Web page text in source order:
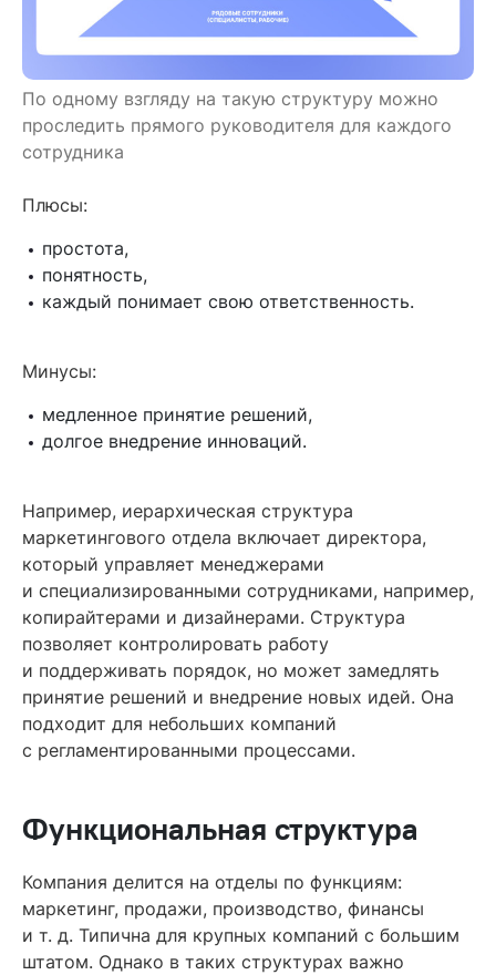
По одному взгляду на такую структуру можно
проследить прямого руководителя для каждого
сотрудника
Плюсы:
простота,
понятность,
каждый понимает свою ответственность.
Минусы:
медленное принятие решений,
долгое внедрение инноваций.
Например, иерархическая структура
маркетингового отдела включает директора,
который управляет менеджерами
и специализированными сотрудниками, например,
копирайтерами и дизайнерами. Структура
позволяет контролировать работу
и поддерживать порядок, но может замедлять
принятие решений и внедрение новых идей. Она
подходит для небольших компаний
с регламентированными процессами.
Функциональная структура
Компания делится на отделы по функциям:
маркетинг, продажи, производство, финансы
и т. д. Типична для крупных компаний с большим
штатом. Однако в таких структурах важно